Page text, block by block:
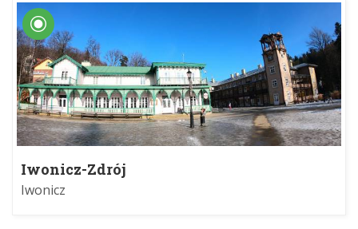
Iwonicz-Zdrój
Iwonicz